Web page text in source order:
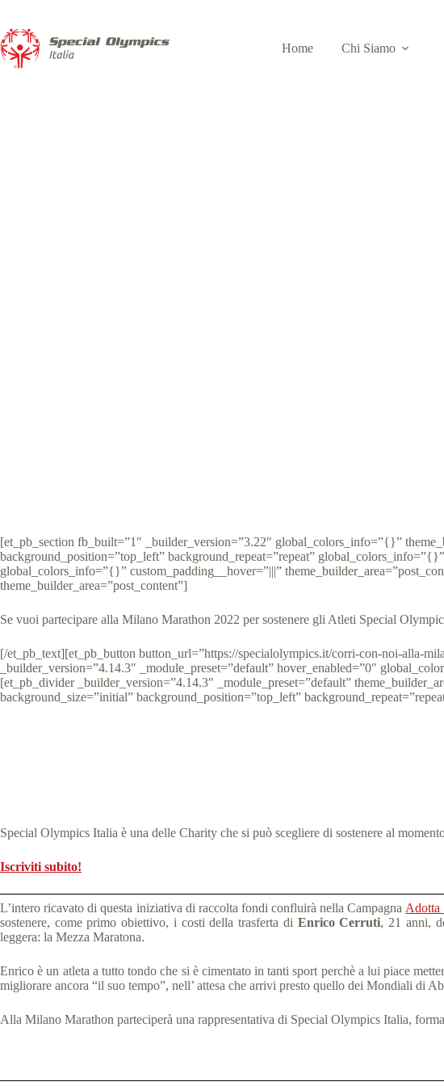
Home Chi Siamo
[et_pb_section fb_built=”1″ _builder_version=”3.22″ global_colors_info=”{}”
background_position=”top_left” background_repeat=”repeat”
global_colors_info=”{}” custom_padding__hover=”|||”
theme_builder_area=”post_content”]
Se vuoi partecipare alla Milano Marathon 2022 per sostenere gli Atleti Special
[/et_pb_text][et_pb_button button_url=”https://specialolympics.it/corri-con-noi-alla-
_builder_version=”4.14.3″ _module_preset=”default” hover_enabled=”0″
[et_pb_divider _builder_version=”4.14.3″ _module_preset=”default”
background_size=”initial” background_position=”top_left”
Special Olympics Italia è una delle Charity che si può scegliere di sostenere al
Iscriviti subito!
L’intero ricavato di questa iniziativa di raccolta fondi confluirà nella Campagna Adotta
sostenere, come primo obiettivo, i costi della trasferta di Enrico Cerruti, 21 anni,
leggera: la Mezza Maratona.
Enrico è un atleta a tutto tondo che si è cimentato in tanti sport perchè a lui piace
migliorare ancora “il suo tempo”, nell’ attesa che arrivi presto quello dei Mondiali di
Alla Milano Marathon parteciperà una rappresentativa di Special Olympics Italia,